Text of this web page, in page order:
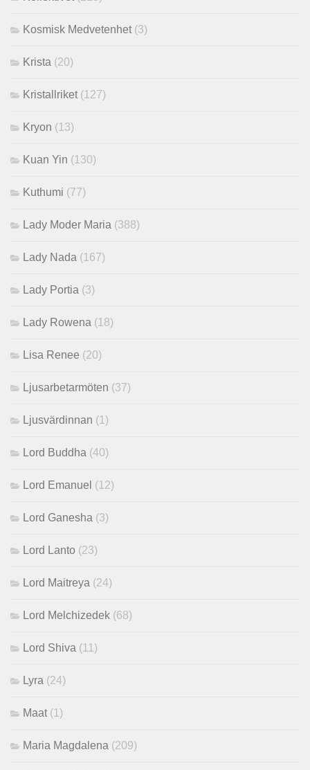
Kosmisk Medvetenhet(3)
Krista (20)
Kristallriket(127)
Kryon (13)
Kuan Yin (130)
Kuthumi (77)
Lady Moder Maria (388)
Lady Nada (167)
Lady Portia (3)
Lady Rowena (18)
Lisa Renee (20)
Ljusarbetarmöten (37)
Ljusvärdinnan (1)
Lord Buddha (40)
Lord Emanuel (12)
Lord Ganesha (3)
Lord Lanto (23)
Lord Maitreya (24)
Lord Melchizedek (68)
Lord Shiva (11)
Lyra (24)
Maat(1)
Maria Magdalena (209)